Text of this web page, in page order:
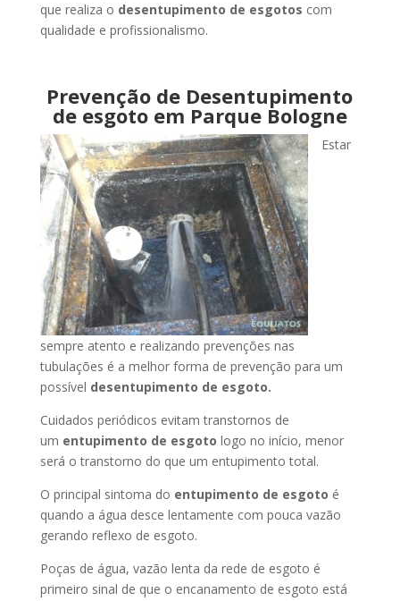
que realiza o desentupimento de esgotos com
qualidade e profissionalismo.
Prevenção de Desentupimento
de esgoto em Parque Bologne
Estar
sempre atento e realizando prevenções nas
tubulações é a melhor forma de prevenção para um
possível desentupimento de esgoto.
Cuidados periódicos evitam transtornos de
um entupimento de esgoto logo no início, menor
será o transtorno do que um entupimento total.
O principal sintoma do entupimento de esgoto é
quando a água desce lentamente com pouca vazão
gerando reflexo de esgoto.
Poças de água, vazão lenta da rede de esgoto é
primeiro sinal de que o encanamento de esgoto está